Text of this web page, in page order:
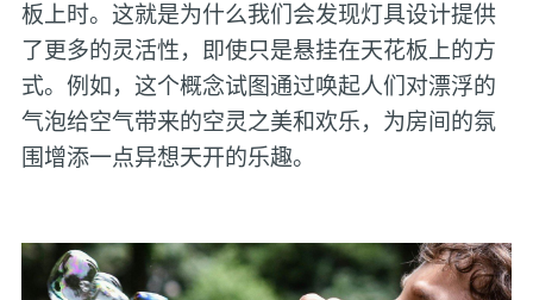
板上时。这就是为什么我们会发现灯具设计提供
了更多的灵活性，即使只是悬挂在天花板上的方
式。例如，这个概念试图通过唤起人们对漂浮的
气泡给空气带来的空灵之美和欢乐，为房间的氛
围增添一点异想天开的乐趣。